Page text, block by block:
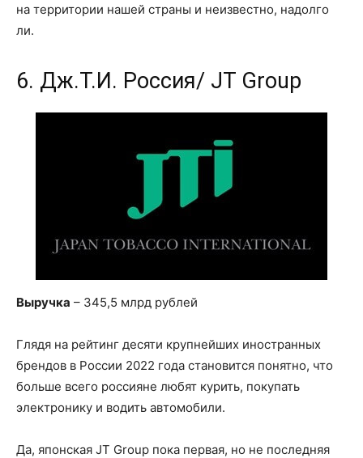
на территории нашей страны и неизвестно, надолго
ли.
6. Дж.Т.И. Россия/ JT Group
Выручка – 345,5 млрд рублей
Глядя на рейтинг десяти крупнейших иностранных
брендов в России 2022 года становится понятно, что
больше всего россияне любят курить, покупать
электронику и водить автомобили.
Да, японская JT Group пока первая, но не последняя